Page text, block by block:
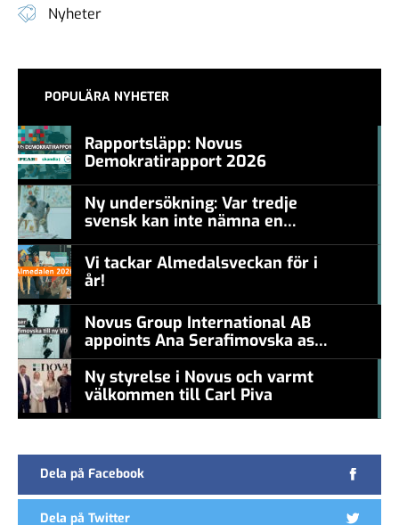
Nyheter
POPULÄRA NYHETER
Rapportsläpp: Novus
Demokratirapport 2026
Ny undersökning: Var tredje
svensk kan inte nämna en
levande konstnär
Vi tackar Almedalsveckan för i
år!
Novus Group International AB
appoints Ana Serafimovska as
new CEO
Ny styrelse i Novus och varmt
välkommen till Carl Piva
Dela på Facebook
Dela på Twitter